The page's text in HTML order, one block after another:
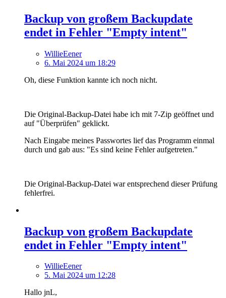
Backup von großem Backupdate
endet in Fehler "Empty intent"
WillieEener
6. Mai 2024 um 18:29
Oh, diese Funktion kannte ich noch nicht.
Die Original-Backup-Datei habe ich mit 7-Zip geöffnet und
auf "Überprüfen" geklickt.
Nach Eingabe meines Passwortes lief das Programm einmal
durch und gab aus: "Es sind keine Fehler aufgetreten."
Die Original-Backup-Datei war entsprechend dieser Prüfung
fehlerfrei.
Backup von großem Backupdate
endet in Fehler "Empty intent"
WillieEener
5. Mai 2024 um 12:28
Hallo jnL,